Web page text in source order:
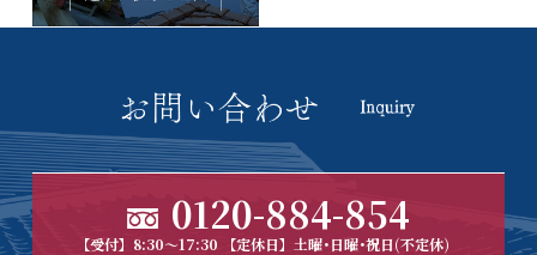
0120-884-854
【受付】8:30～17:30 【定休日】土曜･日曜･祝日(不定休)